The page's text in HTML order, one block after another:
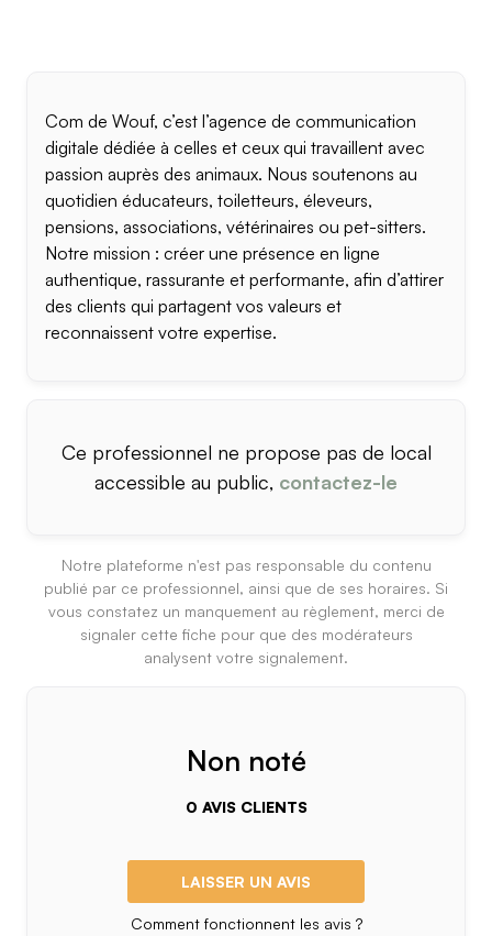
Com de Wouf, c’est l’agence de communication
digitale dédiée à celles et ceux qui travaillent avec
passion auprès des animaux. Nous soutenons au
quotidien éducateurs, toiletteurs, éleveurs,
pensions, associations, vétérinaires ou pet-sitters.
Notre mission : créer une présence en ligne
authentique, rassurante et performante, afin d’attirer
des clients qui partagent vos valeurs et
reconnaissent votre expertise.
Ce professionnel ne propose pas de local
accessible au public, contactez-le
Notre plateforme n'est pas responsable du contenu
publié par ce professionnel, ainsi que de ses horaires. Si
vous constatez un manquement au règlement, merci de
signaler cette fiche pour que des modérateurs
analysent votre signalement.
Non noté
0 AVIS CLIENTS
LAISSER UN AVIS
Comment fonctionnent les avis ?